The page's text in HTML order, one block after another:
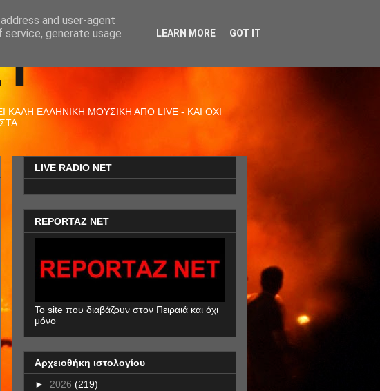
ΕΛΛΗΝΙΚΗ ΜΟΥΣΙΚΗ ΑΠΟ LIVE - ΚΑΙ ΟΧΙ
LIVE RADIO NET
REPORTAZ NET
To site που διαβάζουν στον Πειραιά και όχι
μόνο
Αρχειοθήκη ιστολογίου
► 2026 (219)
and user-agent
generate usage
LEARN MORE GOT IT